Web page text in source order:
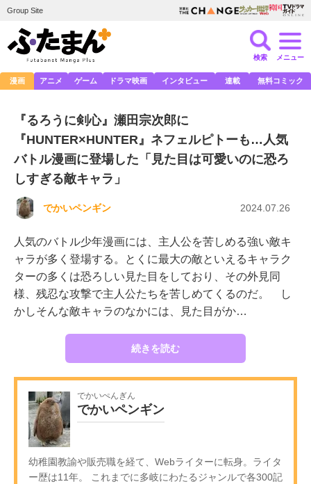
Group Site
検索 メニュー
漫画 アニメ ゲーム ドラマ映画 インタビュー 連載 無料コミック
『るろうに剣心』瀬田宗次郎に
『HUNTER×HUNTER』ネフェルピトーも…人気
バトル漫画に登場した「見た目は可愛いのに恐ろ
しすぎる敵キャラ」
でかいペンギン 2024.07.26
人気のバトル少年漫画には、主人公を苦しめる強い敵キ
ャラが多く登場する。とくに最大の敵といえるキャラク
ターの多くは恐ろしい見た目をしており、その外見同
様、残忍な攻撃で主人公たちを苦しめてくるのだ。 し
かしそんな敵キャラのなかには、見た目がか…
続きを読む
でかいぺんぎん
でかいペンギン
幼稚園教諭や販売職を経て、Webライターに転身。ライタ
ー歴は11年。 これまでに多岐にわたるジャンルで各300記